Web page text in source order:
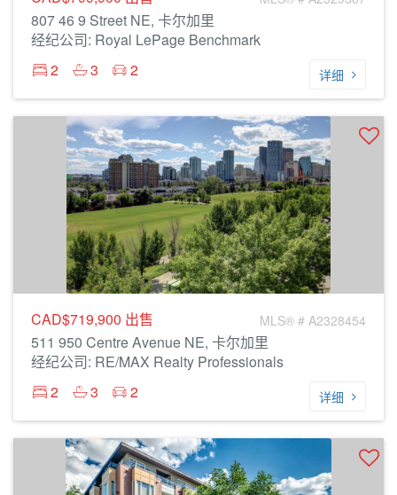
807 46 9 Street NE, 卡尔加里
经纪公司: Royal LePage Benchmark
2
3 2 详细
CAD$719,900 出售 MLS® # A2328454
511 950 Centre Avenue NE, 卡尔加里
经纪公司: RE/MAX Realty Professionals
2
3 2 详细